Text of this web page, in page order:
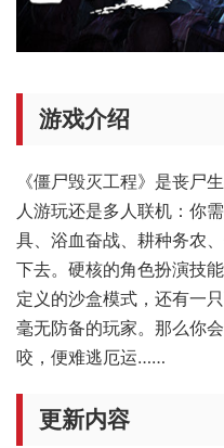
游戏介绍
《僵尸毁灭工程》是丧尸
人游玩还是多人联机：你
具、浴血奋战、耕种务农
下去。硬核的角色扮演技
定义的沙盒模式，还有一
毫无防备的玩家。那么你
咬，便难逃厄运……
更新内容